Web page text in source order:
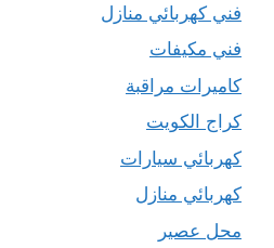
فني كهربائي منازل
فني مكيفات
كاميرات مراقبة
كراج الكويت
كهربائي سيارات
كهربائي منازل
محل عصير